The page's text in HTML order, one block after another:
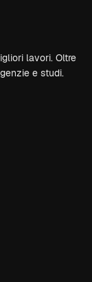
lavori. Oltre
e studi.